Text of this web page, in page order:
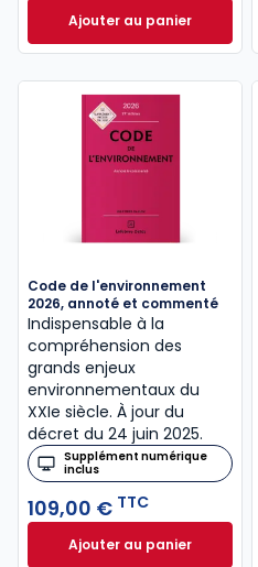
Ajouter au panier
Code pénal 2027
Code de l'environnement
2026, annoté et commenté
Indispensable à la
compréhension des
grands enjeux
environnementaux du
XXIe siècle. À jour du
décret du 24 juin 2025.
Supplément numérique
inclus
109,00 € TTC
Ajouter au panier
Code de